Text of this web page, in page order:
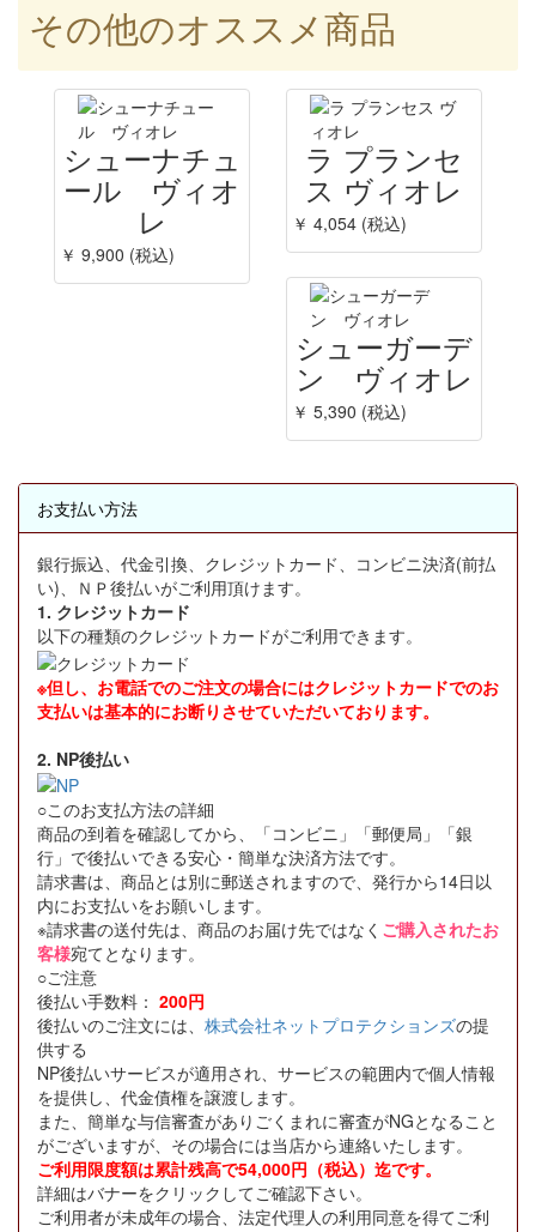
その他のオススメ商品
シューナチュ
ール ヴィオ
レ
￥ 9,900 (税込)
ラ プランセ
ス ヴィオレ
￥ 4,054 (税込)
シューガーデ
ン ヴィオレ
￥ 5,390 (税込)
お支払い方法
銀行振込、代金引換、クレジットカード、コンビニ決済(前払
い)、ＮＰ後払いがご利用頂けます。
1. クレジットカード
以下の種類のクレジットカードがご利用できます。
※但し、お電話でのご注文の場合にはクレジットカードでのお
支払いは基本的にお断りさせていただいております。
2. NP後払い
○このお支払方法の詳細
商品の到着を確認してから、「コンビニ」「郵便局」「銀
行」で後払いできる安心・簡単な決済方法です。
請求書は、商品とは別に郵送されますので、発行から14日以
内にお支払いをお願いします。
※請求書の送付先は、商品のお届け先ではなく ご購入されたお
客様宛てとなります。
○ご注意
後払い手数料： 200円
後払いのご注文には、 株式会社ネットプロテクションズの提
供する
NP後払いサービスが適用され、サービスの範囲内で個人情報
を提供し、代金債権を譲渡します。
また、簡単な与信審査がありごくまれに審査がNGとなること
がございますが、その場合には当店から連絡いたします。
ご利用限度額は累計残高で54,000円（税込）迄です。
詳細はバナーをクリックしてご確認下さい。
ご利用者が未成年の場合、法定代理人の利用同意を得てご利